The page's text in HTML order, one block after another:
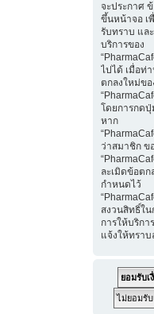
จะประกาศ
ขึ้นหน้าจอ เ
รับทราบ แล
บริการของ
ไปได้ เมื่อท่
ตกลงใหม่ขอ
โดยการกดปุ่
หาก
ว่าสมาชิก ข
ละเมิดข้อตก
กำหนดไว้
สงวนสิทธิ์ใน
การให้บริกา
แจ้งให้ทรา